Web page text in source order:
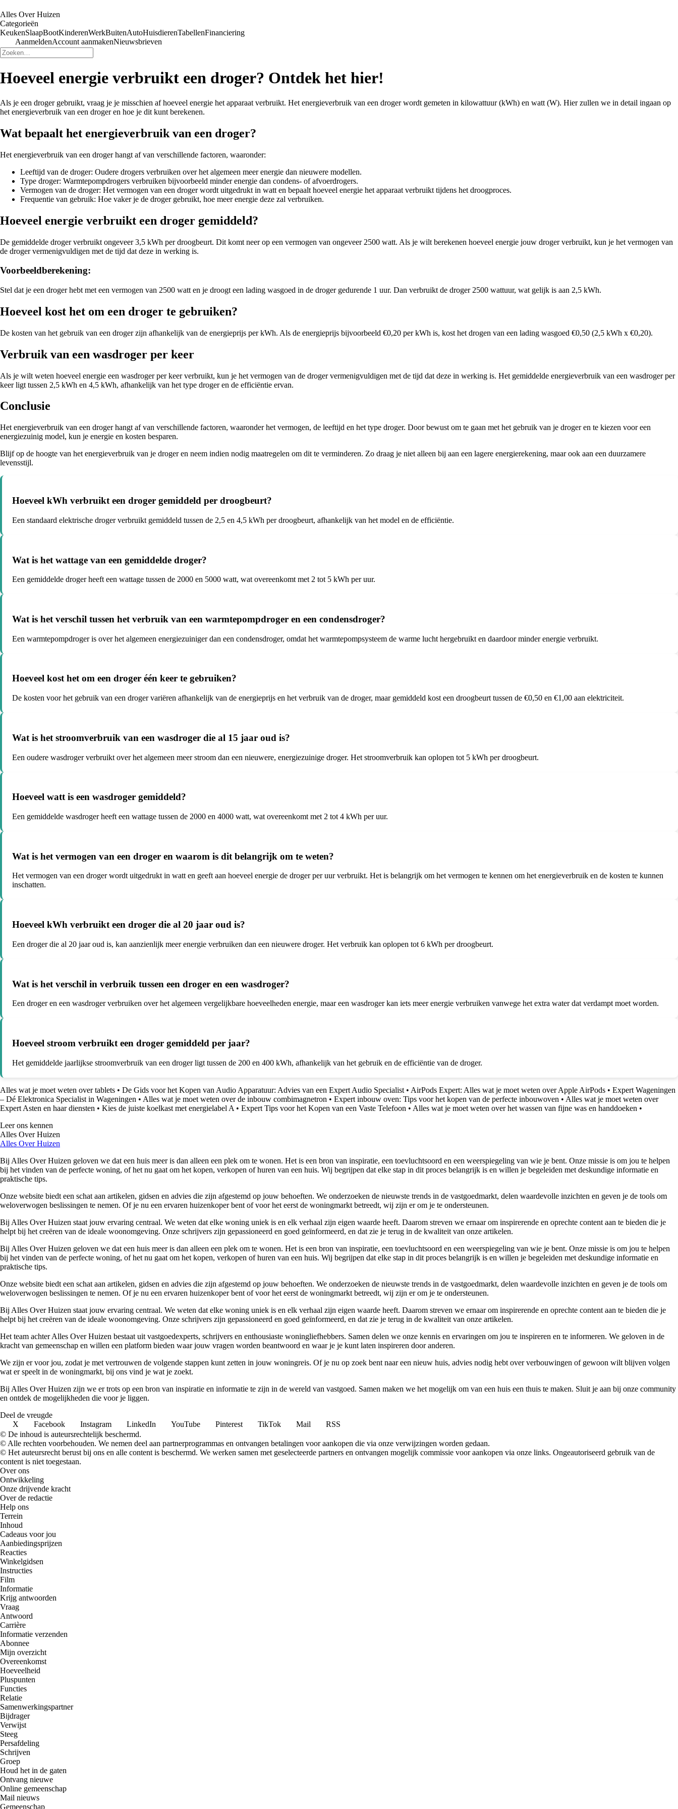
Alles Over Huizen
Categorieën
KeukenSlaapBootKinderenWerkBuitenAutoHuisdierenTabellenFinanciering
AanmeldenAccount aanmakenNieuwsbrieven
Hoeveel energie verbruikt een droger? Ontdek het hier!
Als je een droger gebruikt, vraag je je misschien af hoeveel energie het apparaat verbruikt. Het energieverbruik van een droger wordt gemeten in kilowattuur (kWh) en watt (W). Hier zullen we in detail ingaan op
het energieverbruik van een droger en hoe je dit kunt berekenen.
Wat bepaalt het energieverbruik van een droger?
Het energieverbruik van een droger hangt af van verschillende factoren, waaronder:
Leeftijd van de droger: Oudere drogers verbruiken over het algemeen meer energie dan nieuwere modellen.
Type droger: Warmtepompdrogers verbruiken bijvoorbeeld minder energie dan condens- of afvoerdrogers.
Vermogen van de droger: Het vermogen van een droger wordt uitgedrukt in watt en bepaalt hoeveel energie het apparaat verbruikt tijdens het droogproces.
Frequentie van gebruik: Hoe vaker je de droger gebruikt, hoe meer energie deze zal verbruiken.
Hoeveel energie verbruikt een droger gemiddeld?
De gemiddelde droger verbruikt ongeveer 3,5 kWh per droogbeurt. Dit komt neer op een vermogen van ongeveer 2500 watt. Als je wilt berekenen hoeveel energie jouw droger verbruikt, kun je het vermogen van
de droger vermenigvuldigen met de tijd dat deze in werking is.
Voorbeeldberekening:
Stel dat je een droger hebt met een vermogen van 2500 watt en je droogt een lading wasgoed in de droger gedurende 1 uur. Dan verbruikt de droger 2500 wattuur, wat gelijk is aan 2,5 kWh.
Hoeveel kost het om een droger te gebruiken?
De kosten van het gebruik van een droger zijn afhankelijk van de energieprijs per kWh. Als de energieprijs bijvoorbeeld €0,20 per kWh is, kost het drogen van een lading wasgoed €0,50 (2,5 kWh x €0,20).
Verbruik van een wasdroger per keer
Als je wilt weten hoeveel energie een wasdroger per keer verbruikt, kun je het vermogen van de droger vermenigvuldigen met de tijd dat deze in werking is. Het gemiddelde energieverbruik van een wasdroger per
keer ligt tussen 2,5 kWh en 4,5 kWh, afhankelijk van het type droger en de efficiëntie ervan.
Conclusie
Het energieverbruik van een droger hangt af van verschillende factoren, waaronder het vermogen, de leeftijd en het type droger. Door bewust om te gaan met het gebruik van je droger en te kiezen voor een
energiezuinig model, kun je energie en kosten besparen.
Blijf op de hoogte van het energieverbruik van je droger en neem indien nodig maatregelen om dit te verminderen. Zo draag je niet alleen bij aan een lagere energierekening, maar ook aan een duurzamere
levensstijl.
Hoeveel kWh verbruikt een droger gemiddeld per droogbeurt?
Een standaard elektrische droger verbruikt gemiddeld tussen de 2,5 en 4,5 kWh per droogbeurt, afhankelijk van het model en de efficiëntie.
Wat is het wattage van een gemiddelde droger?
Een gemiddelde droger heeft een wattage tussen de 2000 en 5000 watt, wat overeenkomt met 2 tot 5 kWh per uur.
Wat is het verschil tussen het verbruik van een warmtepompdroger en een condensdroger?
Een warmtepompdroger is over het algemeen energiezuiniger dan een condensdroger, omdat het warmtepompsysteem de warme lucht hergebruikt en daardoor minder energie verbruikt.
Hoeveel kost het om een droger één keer te gebruiken?
De kosten voor het gebruik van een droger variëren afhankelijk van de energieprijs en het verbruik van de droger, maar gemiddeld kost een droogbeurt tussen de €0,50 en €1,00 aan elektriciteit.
Wat is het stroomverbruik van een wasdroger die al 15 jaar oud is?
Een oudere wasdroger verbruikt over het algemeen meer stroom dan een nieuwere, energiezuinige droger. Het stroomverbruik kan oplopen tot 5 kWh per droogbeurt.
Hoeveel watt is een wasdroger gemiddeld?
Een gemiddelde wasdroger heeft een wattage tussen de 2000 en 4000 watt, wat overeenkomt met 2 tot 4 kWh per uur.
Wat is het vermogen van een droger en waarom is dit belangrijk om te weten?
Het vermogen van een droger wordt uitgedrukt in watt en geeft aan hoeveel energie de droger per uur verbruikt. Het is belangrijk om het vermogen te kennen om het energieverbruik en de kosten te kunnen
inschatten.
Hoeveel kWh verbruikt een droger die al 20 jaar oud is?
Een droger die al 20 jaar oud is, kan aanzienlijk meer energie verbruiken dan een nieuwere droger. Het verbruik kan oplopen tot 6 kWh per droogbeurt.
Wat is het verschil in verbruik tussen een droger en een wasdroger?
Een droger en een wasdroger verbruiken over het algemeen vergelijkbare hoeveelheden energie, maar een wasdroger kan iets meer energie verbruiken vanwege het extra water dat verdampt moet worden.
Hoeveel stroom verbruikt een droger gemiddeld per jaar?
Het gemiddelde jaarlijkse stroomverbruik van een droger ligt tussen de 200 en 400 kWh, afhankelijk van het gebruik en de efficiëntie van de droger.
Alles wat je moet weten over tablets • De Gids voor het Kopen van Audio Apparatuur: Advies van een Expert Audio Specialist • AirPods Expert: Alles wat je moet weten over Apple AirPods • Expert Wageningen
– Dé Elektronica Specialist in Wageningen • Alles wat je moet weten over de inbouw combimagnetron • Expert inbouw oven: Tips voor het kopen van de perfecte inbouwoven • Alles wat je moet weten over
Expert Asten en haar diensten • Kies de juiste koelkast met energielabel A • Expert Tips voor het Kopen van een Vaste Telefoon • Alles wat je moet weten over het wassen van fijne was en handdoeken •
Leer ons kennen
Alles Over Huizen
Alles Over Huizen
Bij Alles Over Huizen geloven we dat een huis meer is dan alleen een plek om te wonen. Het is een bron van inspiratie, een toevluchtsoord en een weerspiegeling van wie je bent. Onze missie is om jou te helpen
bij het vinden van de perfecte woning, of het nu gaat om het kopen, verkopen of huren van een huis. Wij begrijpen dat elke stap in dit proces belangrijk is en willen je begeleiden met deskundige informatie en
praktische tips.
Onze website biedt een schat aan artikelen, gidsen en advies die zijn afgestemd op jouw behoeften. We onderzoeken de nieuwste trends in de vastgoedmarkt, delen waardevolle inzichten en geven je de tools om
weloverwogen beslissingen te nemen. Of je nu een ervaren huizenkoper bent of voor het eerst de woningmarkt betreedt, wij zijn er om je te ondersteunen.
Bij Alles Over Huizen staat jouw ervaring centraal. We weten dat elke woning uniek is en elk verhaal zijn eigen waarde heeft. Daarom streven we ernaar om inspirerende en oprechte content aan te bieden die je
helpt bij het creëren van de ideale woonomgeving. Onze schrijvers zijn gepassioneerd en goed geïnformeerd, en dat zie je terug in de kwaliteit van onze artikelen.
Bij Alles Over Huizen geloven we dat een huis meer is dan alleen een plek om te wonen. Het is een bron van inspiratie, een toevluchtsoord en een weerspiegeling van wie je bent. Onze missie is om jou te helpen
bij het vinden van de perfecte woning, of het nu gaat om het kopen, verkopen of huren van een huis. Wij begrijpen dat elke stap in dit proces belangrijk is en willen je begeleiden met deskundige informatie en
praktische tips.
Onze website biedt een schat aan artikelen, gidsen en advies die zijn afgestemd op jouw behoeften. We onderzoeken de nieuwste trends in de vastgoedmarkt, delen waardevolle inzichten en geven je de tools om
weloverwogen beslissingen te nemen. Of je nu een ervaren huizenkoper bent of voor het eerst de woningmarkt betreedt, wij zijn er om je te ondersteunen.
Bij Alles Over Huizen staat jouw ervaring centraal. We weten dat elke woning uniek is en elk verhaal zijn eigen waarde heeft. Daarom streven we ernaar om inspirerende en oprechte content aan te bieden die je
helpt bij het creëren van de ideale woonomgeving. Onze schrijvers zijn gepassioneerd en goed geïnformeerd, en dat zie je terug in de kwaliteit van onze artikelen.
Het team achter Alles Over Huizen bestaat uit vastgoedexperts, schrijvers en enthousiaste woningliefhebbers. Samen delen we onze kennis en ervaringen om jou te inspireren en te informeren. We geloven in de
kracht van gemeenschap en willen een platform bieden waar jouw vragen worden beantwoord en waar je je kunt laten inspireren door anderen.
We zijn er voor jou, zodat je met vertrouwen de volgende stappen kunt zetten in jouw woningreis. Of je nu op zoek bent naar een nieuw huis, advies nodig hebt over verbouwingen of gewoon wilt blijven volgen
wat er speelt in de woningmarkt, bij ons vind je wat je zoekt.
Bij Alles Over Huizen zijn we er trots op een bron van inspiratie en informatie te zijn in de wereld van vastgoed. Samen maken we het mogelijk om van een huis een thuis te maken. Sluit je aan bij onze community
en ontdek de mogelijkheden die voor je liggen.
Deel de vreugde
X
Facebook Instagram LinkedIn YouTube Pinterest TikTok Mail
RSS
© De inhoud is auteursrechtelijk beschermd.
© Alle rechten voorbehouden. We nemen deel aan partnerprogrammas en ontvangen betalingen voor aankopen die via onze verwijzingen worden gedaan.
© Het auteursrecht berust bij ons en alle content is beschermd. We werken samen met geselecteerde partners en ontvangen mogelijk commissie voor aankopen via onze links. Ongeautoriseerd gebruik van de
content is niet toegestaan.
Over ons
Ontwikkeling
Onze drijvende kracht
Over de redactie
Help ons
Terrein
Inhoud
Cadeaus voor jou
Aanbiedingsprijzen
Reacties
Winkelgidsen
Instructies
Film
Informatie
Krijg antwoorden
Vraag
Antwoord
Carrière
Informatie verzenden
Abonnee
Mijn overzicht
Overeenkomst
Hoeveelheid
Pluspunten
Functies
Relatie
Samenwerkingspartner
Bijdrager
Verwijst
Steeg
Persafdeling
Schrijven
Groep
Houd het in de gaten
Ontvang nieuwe
Online gemeenschap
Mail nieuws
Gemeenschap